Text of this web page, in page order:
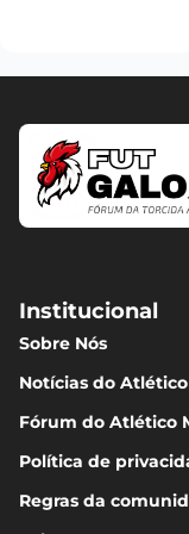
Institucional
Sobre Nós
Notícias do
Fórum do Atlético
Política de
Regras da